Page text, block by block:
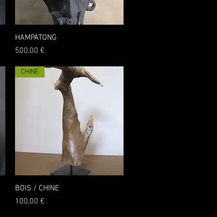
Aperçu rapide
HAMPATONG
Prix
500,00 €
Aperçu rapide
CHINE
BOIS / CHINE
Prix
100,00 €